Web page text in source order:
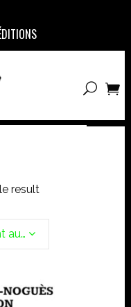
result
Tri du plus récent au plus ancien